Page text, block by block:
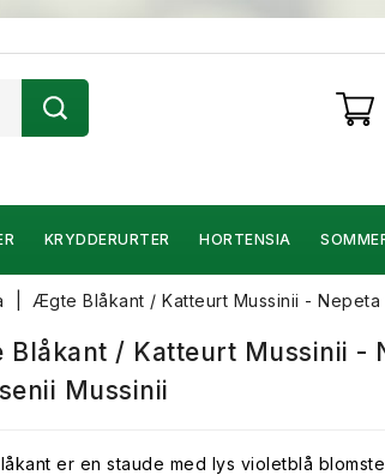
KRYDDERURTER HORTENSIA
Ægte Blåkant / Katteurt Mussinii - Nepeta
/ Katteurt Mussinii -
Mussinii
er en staude med lys violetblå